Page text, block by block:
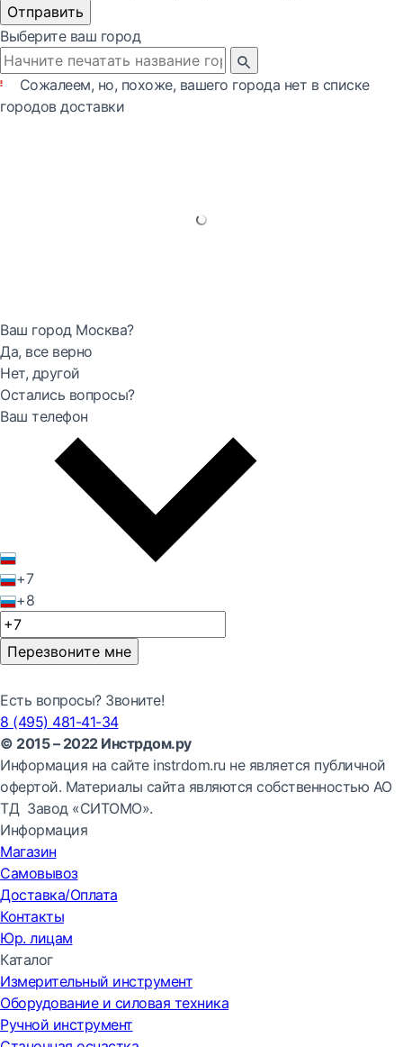
Отправить
Выберите ваш город
Сожалеем, но, похоже, вашего города нет в списке
городов доставки
Ваш город Москва?
Да, все верно
Нет, другой
Остались вопросы?
Ваш телефон
+7
+8
Перезвоните мне
Есть вопросы? Звоните!
8 (495) 481-41-34
© 2015 – 2022 Инстрдом.ру
Информация на сайте instrdom.ru не является публичной
офертой. Материалы сайта являются собственностью АО
ТД Завод «СИТОМО».
Информация
Магазин
Самовывоз
Доставка/Оплата
Контакты
Юр. лицам
Каталог
Измерительный инструмент
Оборудование и силовая техника
Ручной инструмент